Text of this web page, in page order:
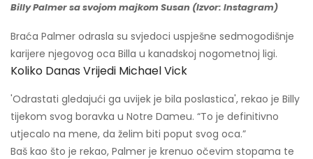
Billy Palmer sa svojom majkom Susan (Izvor: Instagram)
Braća Palmer odrasla su svjedoci uspješne sedmogodišnje
karijere njegovog oca Billa u kanadskoj nogometnoj ligi.
Koliko Danas Vrijedi Michael Vick
'Odrastati gledajući ga uvijek je bila poslastica', rekao je Billy
tijekom svog boravka u Notre Dameu. “To je definitivno
utjecalo na mene, da želim biti poput svog oca.”
Baš kao što je rekao, Palmer je krenuo očevim stopama te